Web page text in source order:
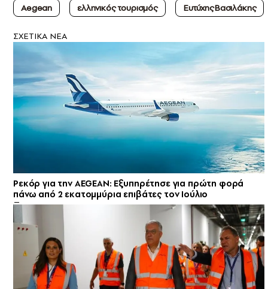
Aegean
ελληνικός τουρισμός EυτύχηςΒασιλάκης
ΣXETIKA NEA
Ρεκόρ για την AEGEAN: Εξυπηρέτησε για πρώτη φορά
πάνω από 2 εκατομμύρια επιβάτες τον Ιούλιο